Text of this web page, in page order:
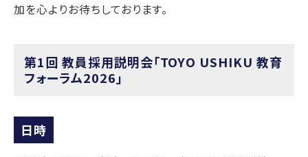
加を心よりお待ちしております。
第1回 教員採用説明会「TOYO USHIKU 教育
フォーラム2026」
日時